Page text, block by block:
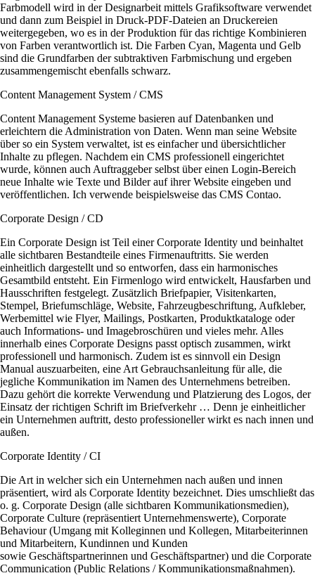
Farbmodell wird in der Designarbeit mittels Grafiksoftware verwendet
und dann zum Beispiel in Druck-PDF-Dateien an Druckereien
weitergegeben, wo es in der Produktion für das richtige Kombinieren
von Farben verantwortlich ist. Die Farben Cyan, Magenta und Gelb
sind die Grundfarben der subtraktiven Farbmischung und ergeben
zusammengemischt ebenfalls schwarz.
Content Management System / CMS
Content Management Systeme basieren auf Datenbanken und
erleichtern die Administration von Daten. Wenn man seine Website
über so ein System verwaltet, ist es einfacher und übersichtlicher
Inhalte zu pflegen. Nachdem ein CMS professionell eingerichtet
wurde, können auch Auftraggeber selbst über einen Login-Bereich
neue Inhalte wie Texte und Bilder auf ihrer Website eingeben und
veröffentlichen. Ich verwende beispielsweise das CMS Contao.
Corporate Design / CD
Ein Corporate Design ist Teil einer Corporate Identity und beinhaltet
alle sichtbaren Bestandteile eines Firmenauftritts. Sie werden
einheitlich dargestellt und so entworfen, dass ein harmonisches
Gesamtbild entsteht. Ein Firmenlogo wird entwickelt, Hausfarben und
Hausschriften festgelegt. Zusätzlich Briefpapier, Visitenkarten,
Stempel, Briefumschläge, Website, Fahrzeugbeschriftung, Aufkleber,
Werbemittel wie Flyer, Mailings, Postkarten, Produktkataloge oder
auch Informations- und Imagebroschüren und vieles mehr. Alles
innerhalb eines Corporate Designs passt optisch zusammen, wirkt
professionell und harmonisch. Zudem ist es sinnvoll ein Design
Manual auszuarbeiten, eine Art Gebrauchsanleitung für alle, die
jegliche Kommunikation im Namen des Unternehmens betreiben.
Dazu gehört die korrekte Verwendung und Platzierung des Logos, der
Einsatz der richtigen Schrift im Briefverkehr … Denn je einheitlicher
ein Unternehmen auftritt, desto professioneller wirkt es nach innen und
außen.
Corporate Identity / CI
Die Art in welcher sich ein Unternehmen nach außen und innen
präsentiert, wird als Corporate Identity bezeichnet. Dies umschließt das
o. g. Corporate Design (alle sichtbaren Kommunikationsmedien),
Corporate Culture (repräsentiert Unternehmenswerte), Corporate
Behaviour (Umgang mit Kolleginnen und Kollegen, Mitarbeiterinnen
und Mitarbeitern, Kundinnen und Kunden
sowie Geschäftspartnerinnen und Geschäftspartner) und die Corporate
Communication (Public Relations / Kommunikationsmaßnahmen).